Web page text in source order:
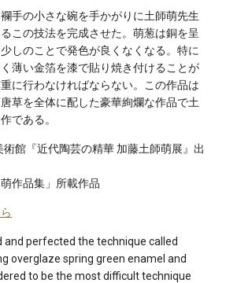
手の小さな碗を手かがりに土師萌先生
この技法を完成させた。萌葱は銅を呈
しのことで発色が良くなくなる。特に
薄い金箔を漆で貼り焼き付けることが
に行わなければならない。この作品は
草を全体に配した豪華絢爛な作品で土
である。
館『近代陶芸の精華 加藤土師萌展』出
作品集」所載作品
and perfected the technique called
overglaze spring green enamel and
to be the most difficult technique